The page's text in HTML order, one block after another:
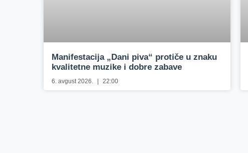
Manifestacija „Dani piva“ protiče u znaku
kvalitetne muzike i dobre zabave
6. avgust 2026. 22:00